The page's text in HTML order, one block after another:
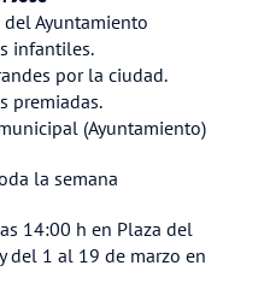
Ayuntamiento
infantiles.
por la ciudad.
premiadas.
(Ayuntamiento)
la semana
14:00 h en Plaza del
del 1 al 19 de marzo en